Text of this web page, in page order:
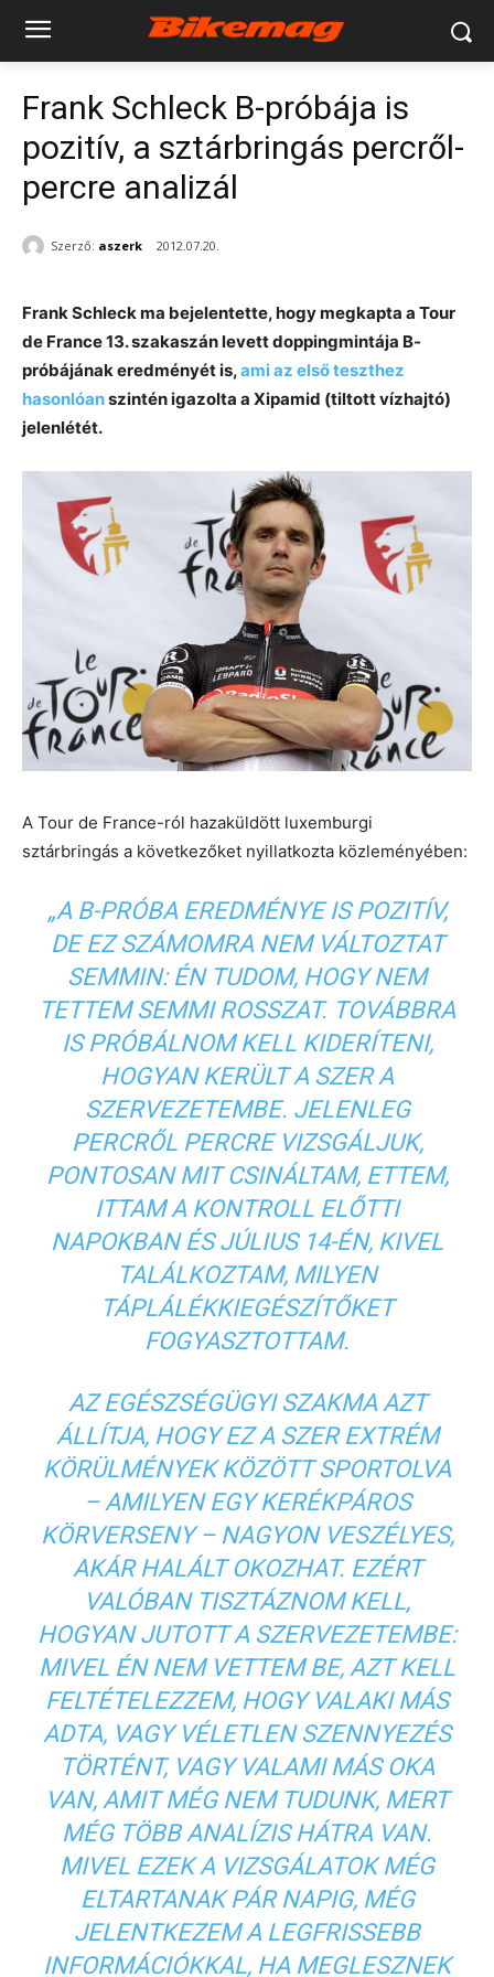
Frank Schleck B-próbája is
pozitív, a sztárbringás percről-
percre analizál
Szerző: aszerk 2012.07.20.
Frank Schleck ma bejelentette, hogy megkapta a Tour
de France 13. szakaszán levett doppingmintája B-
próbájának eredményét is,ami az első teszthez
hasonlóanszintén igazolta a Xipamid (tiltott vízhajtó)
jelenlétét.
A Tour de France-ról hazaküldött luxemburgi
sztárbringás a következőket nyillatkozta közleményében:
„A B-PRÓBA EREDMÉNYE IS POZITÍV,
DE EZ SZÁMOMRA NEM VÁLTOZTAT
SEMMIN: ÉN TUDOM, HOGY NEM
TETTEM SEMMI ROSSZAT. TOVÁBBRA
IS PRÓBÁLNOM KELL KIDERÍTENI,
HOGYAN KERÜLT A SZER A
SZERVEZETEMBE. JELENLEG
PERCRŐL PERCRE VIZSGÁLJUK,
PONTOSAN MIT CSINÁLTAM, ETTEM,
ITTAM A KONTROLL ELŐTTI
NAPOKBAN ÉS JÚLIUS 14-ÉN, KIVEL
TALÁLKOZTAM, MILYEN
TÁPLÁLÉKKIEGÉSZÍTŐKET
FOGYASZTOTTAM.
AZ EGÉSZSÉGÜGYI SZAKMA AZT
ÁLLÍTJA, HOGY EZ A SZER EXTRÉM
KÖRÜLMÉNYEK KÖZÖTT SPORTOLVA
– AMILYEN EGY KERÉKPÁROS
KÖRVERSENY – NAGYON VESZÉLYES,
AKÁR HALÁLT OKOZHAT. EZÉRT
VALÓBAN TISZTÁZNOM KELL,
HOGYAN JUTOTT A SZERVEZETEMBE:
MIVEL ÉN NEM VETTEM BE, AZT KELL
FELTÉTELEZZEM, HOGY VALAKI MÁS
ADTA, VAGY VÉLETLEN SZENNYEZÉS
TÖRTÉNT, VAGY VALAMI MÁS OKA
VAN, AMIT MÉG NEM TUDUNK, MERT
MÉG TÖBB ANALÍZIS HÁTRA VAN.
MIVEL EZEK A VIZSGÁLATOK MÉG
ELTARTANAK PÁR NAPIG, MÉG
JELENTKEZEM A LEGFRISSEBB
INFORMÁCIÓKKAL, HA MEGLESZNEK